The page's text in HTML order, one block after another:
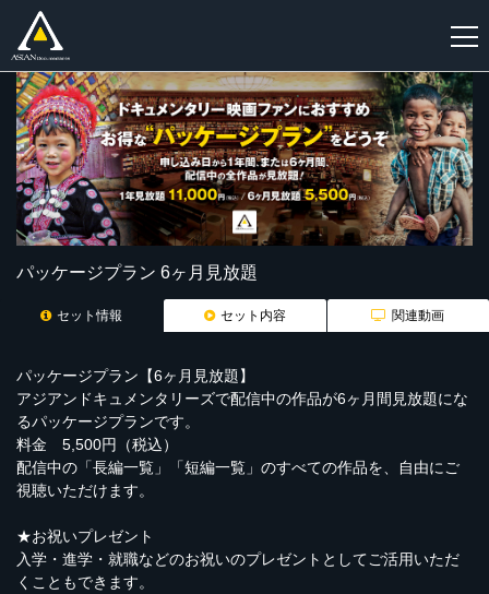
パッケージプラン 6ヶ月見放題
セット情報 セット内容 関連動画
パッケージプラン【6ヶ月見放題】
アジアンドキュメンタリーズで配信中の作品が6ヶ月間見放題にな
るパッケージプランです。
料金 5,500円（税込）
配信中の「長編一覧」「短編一覧」のすべての作品を、自由にご
視聴いただけます。
★お祝いプレゼント
入学・進学・就職などのお祝いのプレゼントとしてご活用いただ
くこともできます。